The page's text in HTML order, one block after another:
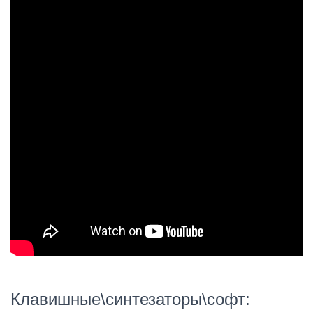
Клавишные\синтезаторы\софт: